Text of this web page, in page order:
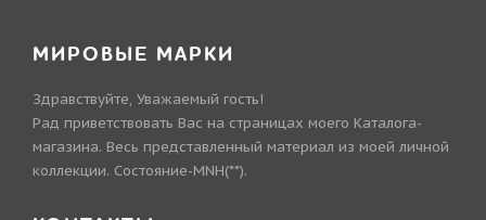
МИРОВЫЕ МАРКИ
Здравствуйте, Уважаемый гость!
Рад приветствовать Вас на страницах моего Каталога-
магазина. Весь представленный материал из моей личной
коллекции. Состояние-MNH(**).